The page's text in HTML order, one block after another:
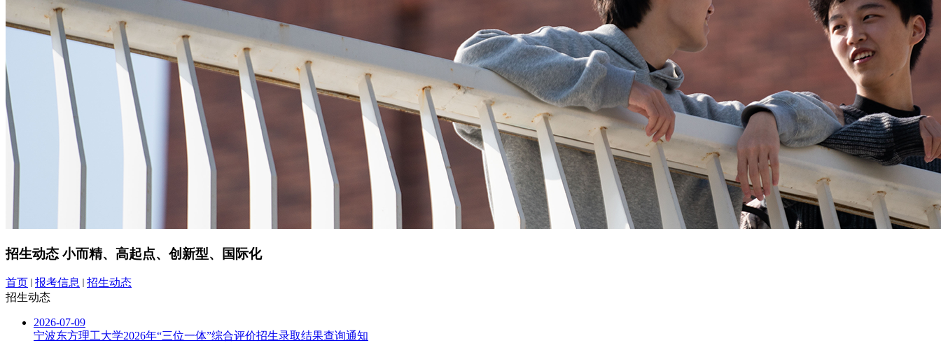
招生动态 小而精、高起点、创新型、国际化
首页 报考信息
招生动态
招生动态
2026-07-09
宁波东方理工大学2026年“三位一体”综合评价招生录取结果查询通知